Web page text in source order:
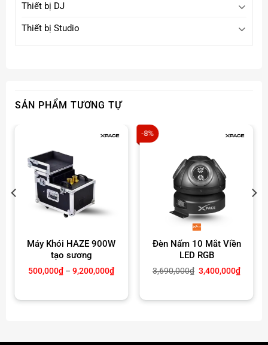
Thiết bị DJ
Thiết bị Studio
SẢN PHẨM TƯƠNG TỰ
Máy Khói HAZE 900W
tạo sương
500,000₫ – 9,200,000₫Khoảng
giá:
đến
-8%
Đèn Nấm 10 Mắt Viền
LED RGB
3,690,000₫ Giá
gốc
3,400,000₫Giá
hiện